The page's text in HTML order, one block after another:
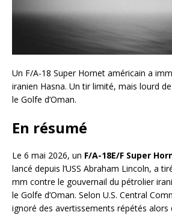
Un F/A-18 Super Hornet américain a
iranien Hasna. Un tir limité, mais lourd
le Golfe d’Oman.
En résumé
Le 6 mai 2026, un F/A-18E/F Super
lancé depuis l’USS Abraham Lincoln, a
mm contre le gouvernail du pétrolier
le Golfe d’Oman. Selon U.S. Central
ignoré des avertissements répétés alors